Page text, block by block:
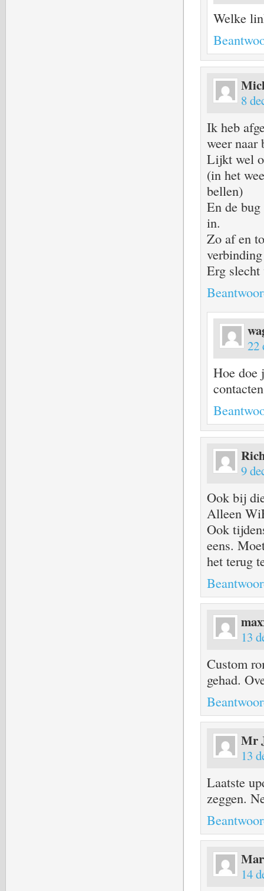
Welke
8
Ik heb
weer naar
Lijkt wel
(in het
bellen)
En de
in.
Zo af en
Erg slecht
22
Hoe doe
9
Ook bij
Alleen
Ook
eens.
het terug
13
Custom
gehad.
Mr
13
Laatste
zeggen.
14